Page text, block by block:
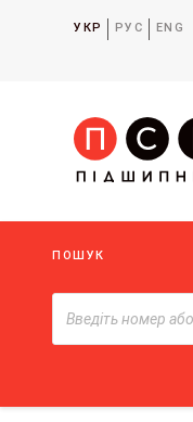
УКР РУС ENG
ПОШУК